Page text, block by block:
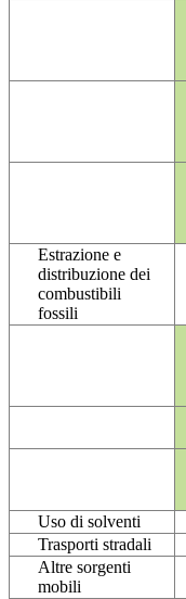
Estrazione e
distribuzione dei
combustibili
fossili
Uso di solventi
Trasporti stradali
Altre sorgenti
mobili